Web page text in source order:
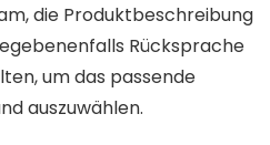
die Produktbeschreibung
Rücksprache
um das passende
auszuwählen.